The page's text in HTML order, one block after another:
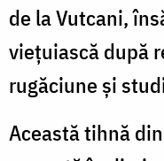
de la Vutcani,
viețuiască după
rugăciune și
Această tihnă